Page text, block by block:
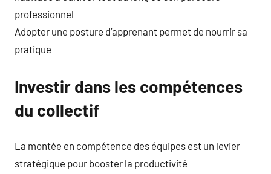
professionnel
Adopter une posture d’apprenant permet de nourrir sa
pratique
Investir dans les compétences
du collectif
La montée en compétence des équipes est un levier
stratégique pour booster la productivité